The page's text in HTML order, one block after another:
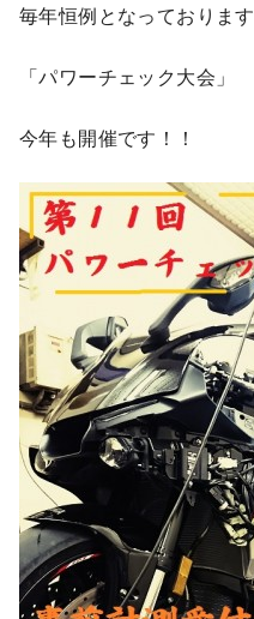
毎年恒例となっております
「パワーチェック大会」
今年も開催です！！